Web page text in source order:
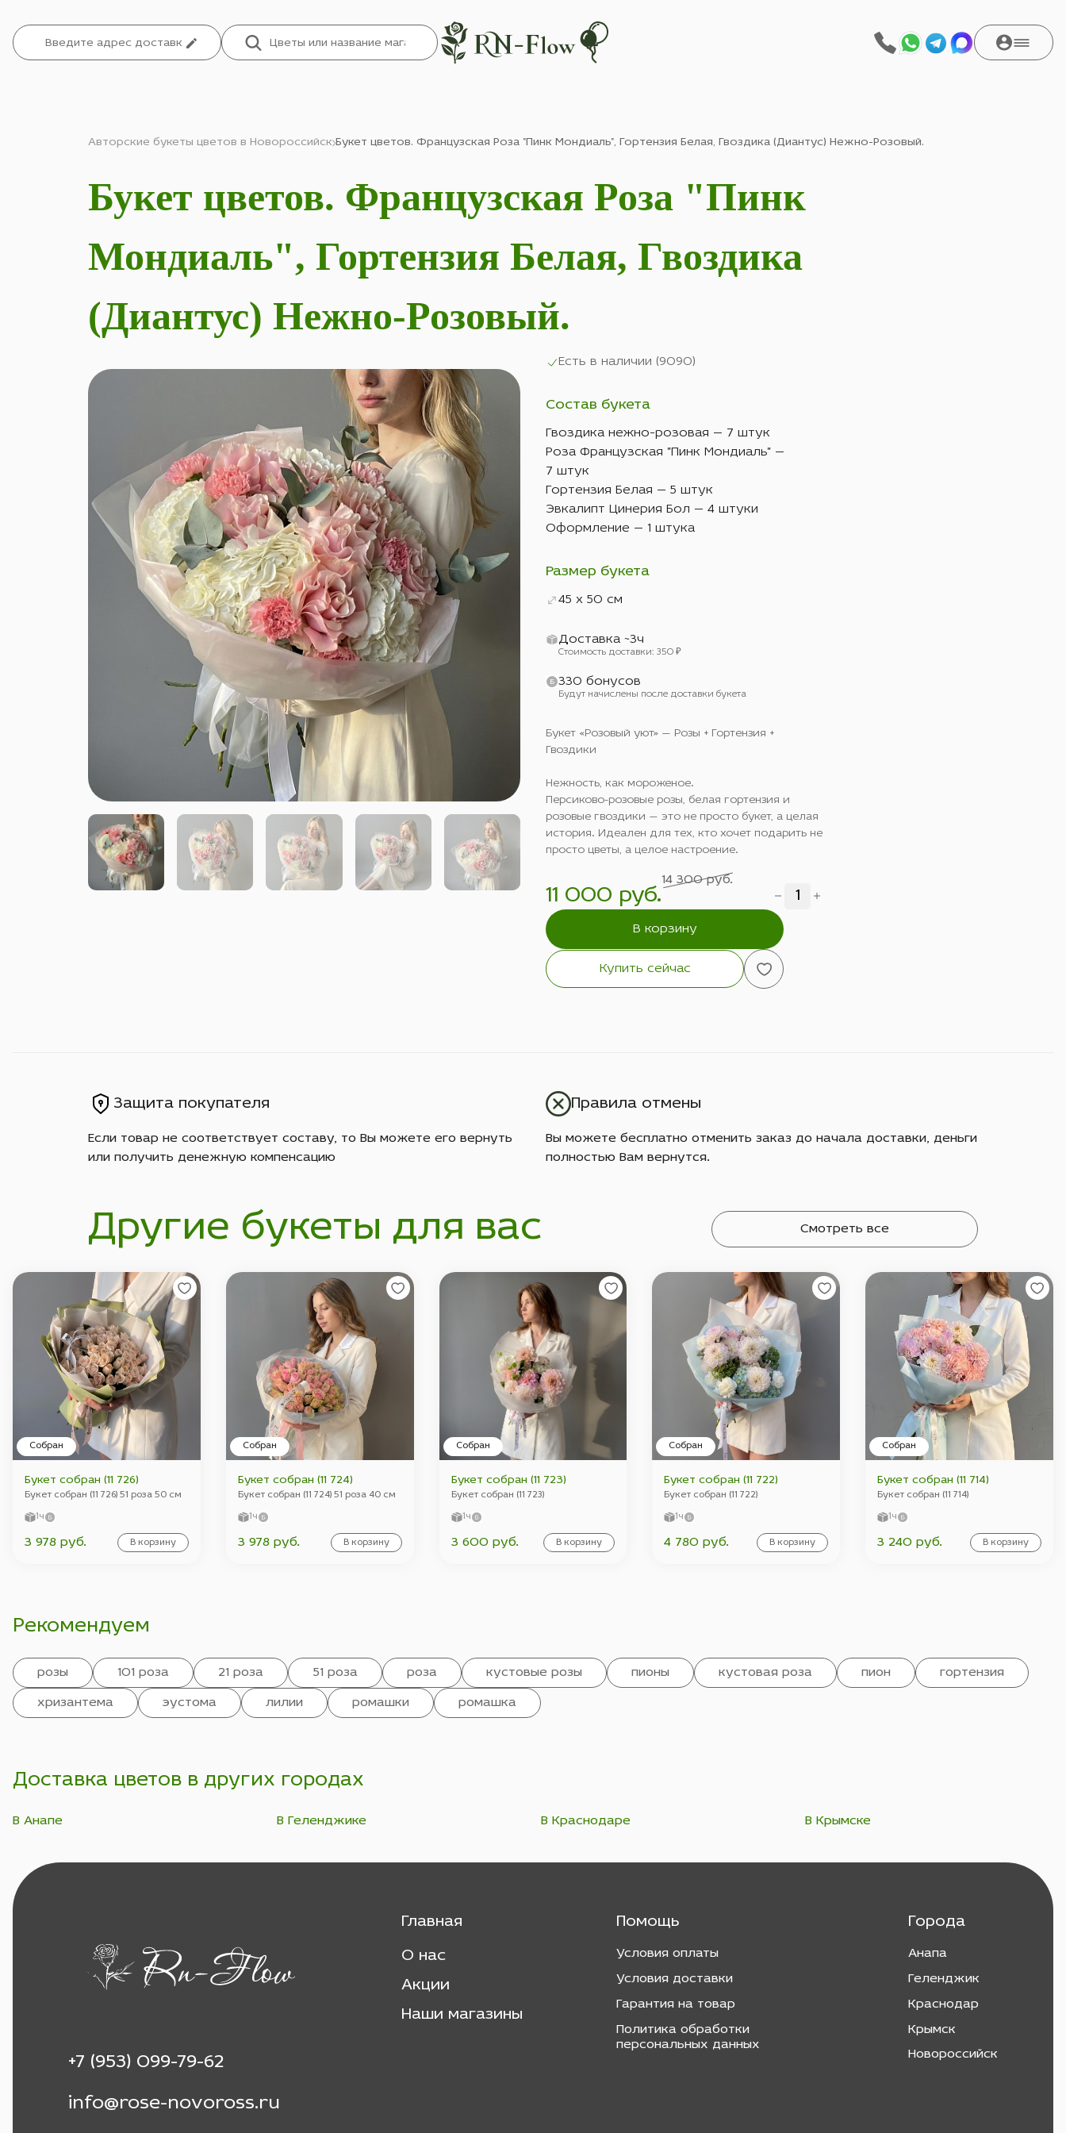
Авторские букеты цветов в Новороссийск Букет цветов. Французская Роза "Пинк Мондиаль", Гортензия Белая, Гвоздика (Диантус) Нежно-Розовый.
Букет цветов. Французская Роза "Пинк
Мондиаль", Гортензия Белая, Гвоздика
(Диантус) Нежно-Розовый.
Есть в наличии (9090)
Состав букета
Гвоздика нежно-розовая — 7 штук
Роза Французская "Пинк Мондиаль" —
7 штук
Гортензия Белая — 5 штук
Эвкалипт Цинерия Бол — 4 штуки
Оформление — 1 штука
Размер букета
45 x 50 см
Доставка ~3ч
Стоимость доставки: 350 ₽
330 бонусов
Будут начислены после доставки букета
Букет «Розовый уют» — Розы + Гортензия +
Гвоздики
Нежность, как мороженое.
Персиково-розовые розы, белая гортензия и
розовые гвоздики — это не просто букет, а целая
история. Идеален для тех, кто хочет подарить не
просто цветы, а целое настроение.
11 000 руб.
14 300 руб.
В корзину
Купить сейчас
Защита покупателя
Если товар не соответствует составу, то Вы можете его вернуть
или получить денежную компенсацию
Правила отмены
Вы можете бесплатно отменить заказ до начала доставки, деньги
полностью Вам вернутся.
Другие букеты для вас Смотреть все
Собран
Букет собран (11 726)
Букет собран (11 726) 51 роза 50 см
1ч
3 978 руб. В корзину
Собран
Букет собран (11 724)
Букет собран (11 724) 51 роза 40 см
1ч
3 978 руб. В корзину
Собран
Букет собран (11 723)
Букет собран (11 723)
1ч
3 600 руб. В корзину
Собран
Букет собран (11 722)
Букет собран (11 722)
1ч
4 780 руб. В корзину
Собран
Букет собран (11 714)
Букет собран (11 714)
1ч
3 240 руб. В корзину
Рекомендуем
розы 101 роза 21 роза 51 роза роза кустовые розы пионы кустовая роза пион гортензия
хризантема эустома лилии ромашки ромашка
Доставка цветов в других городах
В Анапе В Геленджике В Краснодаре В Крымске
+7 (953) 099-79-62
info@rose-novoross.ru
Главная
О нас
Акции
Наши магазины
Помощь
Условия оплаты
Условия доставки
Гарантия на товар
Политика обработки
персональных данных
Города
Анапа
Геленджик
Краснодар
Крымск
Новороссийск